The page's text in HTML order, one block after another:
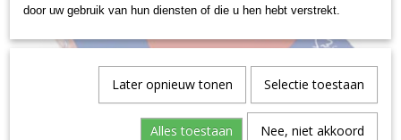
door uw gebruik van hun diensten of die u hen hebt verstrekt.
Later opnieuw tonen Selectie toestaan
Alles toestaan Nee, niet akkoord